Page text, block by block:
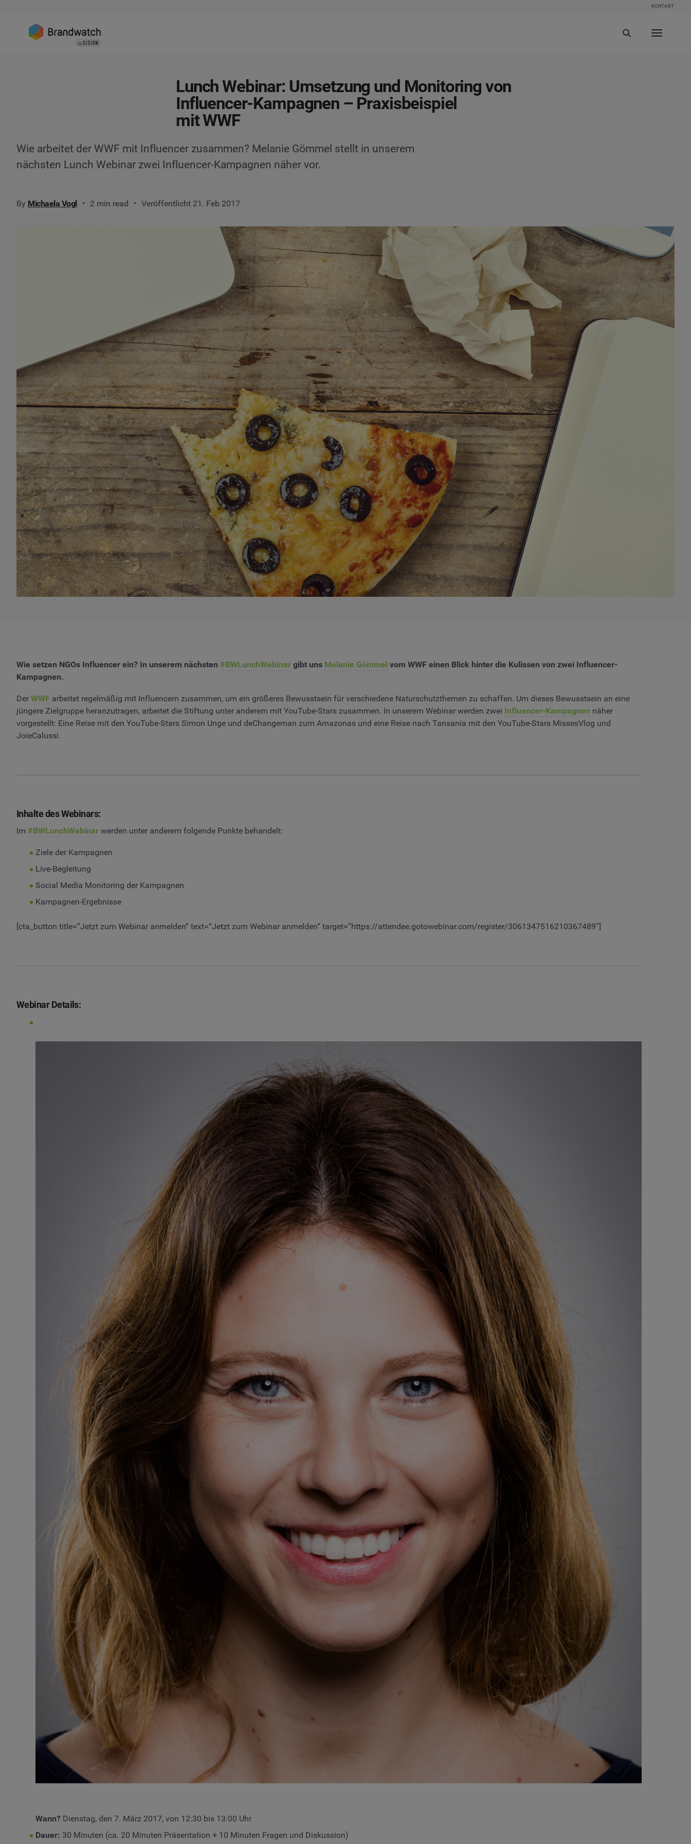
KONTAKT
Lunch Webinar: Umsetzung und Monitoring von
Influencer-Kampagnen – Praxisbeispiel
mit WWF
Wie arbeitet der WWF mit Influencer zusammen? Melanie Gömmel stellt in unserem
nächsten Lunch Webinar zwei Influencer-Kampagnen näher vor.
By Michaela Vogl 2 min read Veröffentlicht 21. Feb 2017
Wie setzen NGOs Influencer ein? In unserem nächsten #BWLunchWebinar gibt uns Melanie Gömmel vom WWF einen Blick hinter die Kulissen von zwei Influencer-
Kampagnen.
Der WWF arbeitet regelmäßig mit Influencern zusammen, um ein größeres Bewusstsein für verschiedene Naturschutzthemen zu schaffen. Um dieses Bewusstsein an eine
jüngere Zielgruppe heranzutragen, arbeitet die Stiftung unter anderem mit YouTube-Stars zusammen. In unserem Webinar werden zwei Influencer-Kampagnen näher
vorgestellt: Eine Reise mit den YouTube-Stars Simon Unge und deChangeman zum Amazonas und eine Reise nach Tansania mit den YouTube-Stars MissesVlog und
JoieCalussi.
Inhalte des Webinars:
Im #BWLunchWebinar werden unter anderem folgende Punkte behandelt:
Ziele der Kampagnen
Live-Begleitung
Social Media Monitoring der Kampagnen
Kampagnen-Ergebnisse
[cta_button title=“Jetzt zum Webinar anmelden“ text=“Jetzt zum Webinar anmelden“ target=“https://attendee.gotowebinar.com/register/3061347516210367489″]
Webinar Details:
Wann?Dienstag, den 7. März 2017, von 12:30 bis 13:00 Uhr
Dauer: 30 Minuten (ca. 20 Minuten Präsentation + 10 Minuten Fragen und Diskussion)